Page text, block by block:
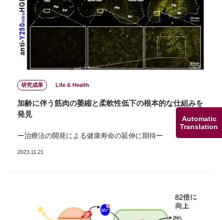
Automatic
Translation
研究成果 Life & Health
加齢に伴う筋⾁の萎縮と柔軟性低下の根本的な仕組みを
発⾒
ー治療法の開発による健康寿命の延伸に期待ー
2023.11.21